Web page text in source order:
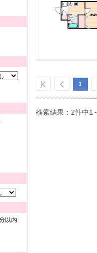
以内
1
検索結果：2件中1